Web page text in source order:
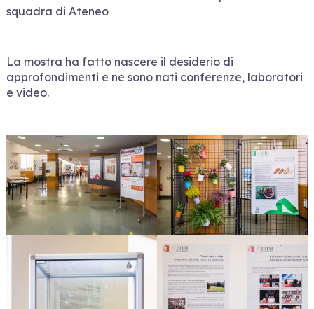
squadra di Ateneo
La mostra ha fatto nascere il desiderio di
approfondimenti e ne sono nati conferenze, laboratori
e video.